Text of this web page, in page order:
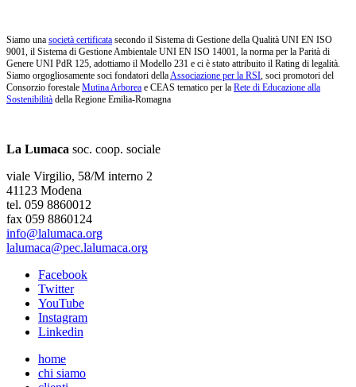
Siamo una società certificata secondo il Sistema di Gestione della Qualità UNI EN ISO
9001, il Sistema di Gestione Ambientale UNI EN ISO 14001, la norma per la Parità di
Genere UNI PdR 125, adottiamo il Modello 231 e ci è stato attribuito il Rating di legalità.
Siamo orgogliosamente soci fondatori dellaAssociazione per la RSI, soci promotori del
Consorzio forestale Mutina Arborea e CEAS tematico per la Rete di Educazione alla
Sostenibilità della Regione Emilia-Romagna
La Lumaca soc. coop. sociale
viale Virgilio, 58/M interno 2
41123 Modena
tel. 059 8860012
fax 059 8860124
info@lalumaca.org
lalumaca@pec.lalumaca.org
Facebook
Twitter
YouTube
Instagram
Linkedin
home
chi siamo